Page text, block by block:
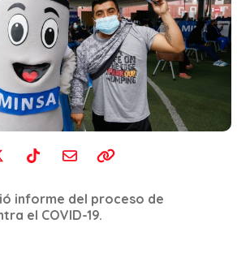
informe del proceso de
el COVID-19.